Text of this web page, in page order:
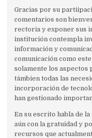
Gracias por su
comentarios son
rectoria y exponer sus
institución contempla
información y
comunicación como
solamente los aspectos
támbien todas las
incorporación de
han gestionado
En su escrito habla de
aún con la gratuidad y
recursos que